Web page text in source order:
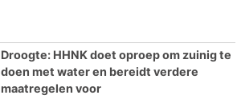
Droogte: HHNK doet oproep om zuinig te
doen met water en bereidt verdere
maatregelen voor